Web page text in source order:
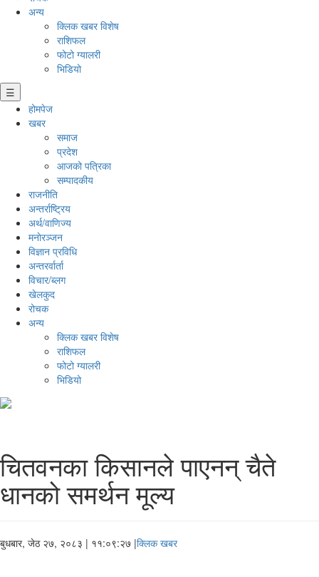
अन्य
क्लिक खबर विशेष
राशिफल
फोटो ग्यालरी
भिडियो
☰
होमपेज
खबर
समाज
प्रदेश
आजको पत्रिका
सम्पादकीय
राजनीति
अन्तर्राष्ट्रिय
अर्थ/वाणिज्य
मनाेरञ्जन
विज्ञान प्रविधि
अन्तरर्वार्ता
विचार/ब्लग
खेलकुद
रोचक
अन्य
क्लिक खबर विशेष
राशिफल
फोटो ग्यालरी
भिडियो
चितवनका किसानले पाएनन् चैते
धानको समर्थन मूल्य
बुधबार, जेठ २७, २०८३ | ११:०९:२७ |क्लिक खबर